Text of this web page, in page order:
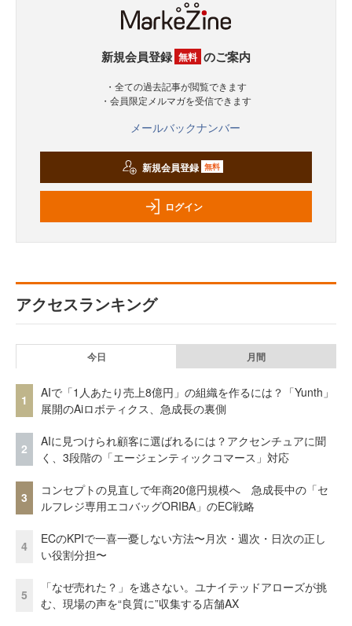
新規会員登録 無料 のご案内
・全ての過去記事が閲覧できます
・会員限定メルマガを受信できます
メールバックナンバー
新規会員登録 無料
ログイン
アクセスランキング
今日 月間
1
AIで「1人あたり売上8億円」の組織を作るには？「Yunth」
展開のAiロボティクス、急成長の裏側
2
AIに見つけられ顧客に選ばれるには？アクセンチュアに聞
く、3段階の「エージェンティックコマース」対応
3
コンセプトの見直しで年商20億円規模へ 急成長中の「セ
ルフレジ専用エコバッグORIBA」のEC戦略
4
ECのKPIで一喜一憂しない方法〜月次・週次・日次の正し
い役割分担〜
5
「なぜ売れた？」を逃さない。ユナイテッドアローズが挑
む、現場の声を“良質に”収集する店舗AX